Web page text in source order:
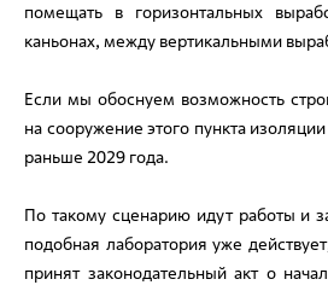
помещать в горизонтальных
каньонах, между вертикальными
Если мы обоснуем возможность
на сооружение этого пункта
раньше 2029 года.
По такому сценарию идут работы и
подобная лаборатория уже
принят законодательный акт о